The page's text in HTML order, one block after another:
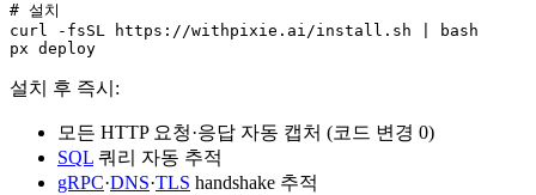
# 설치
curl -fsSL https://withpixie.ai/install.sh | bash
px deploy
설치 후 즉시:
모든 HTTP 요청·응답 자동 캡처 (코드 변경 0)
SQL 쿼리 자동 추적
gRPC·DNS·TLS handshake 추적